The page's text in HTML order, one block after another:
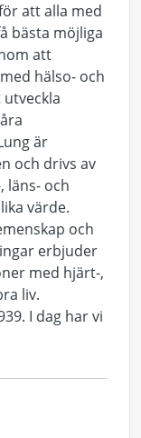
att alla med
bästa möjliga
att
hälso- och
är
och drivs av
läns- och
värde.
och
erbjuder
med hjärt-,
liv.
I dag har vi